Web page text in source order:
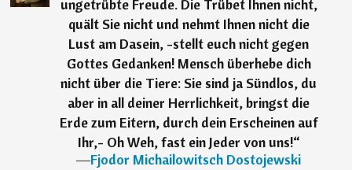
ungetrübte Freude. Die Trübet Ihnen nicht,
quält Sie nicht und nehmt Ihnen nicht die
Lust am Dasein, -stellt euch nicht gegen
Gottes Gedanken! Mensch überhebe dich
nicht über die Tiere: Sie sind ja Sündlos, du
aber in all deiner Herrlichkeit, bringst die
Erde zum Eitern, durch dein Erscheinen auf
Ihr,- Oh Weh, fast ein Jeder von uns!“
―Fjodor Michailowitsch Dostojewski